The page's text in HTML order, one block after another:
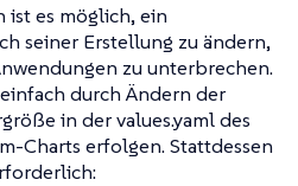
ist es möglich, ein
seiner Erstellung zu ändern,
zu unterbrechen.
durch Ändern der
in der values.yaml des
Charts erfolgen. Stattdessen